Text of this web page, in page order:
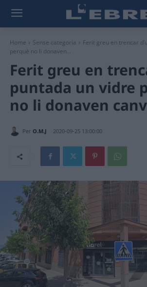
Home Sense categoria
Ferit greu en trencar
perquè no li donaven...
Ferit greu en
puntada un vidre
no li donaven
Per O.M.J 2020-09-25 13:00:00